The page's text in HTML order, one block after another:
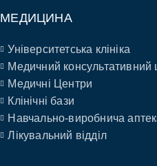
МЕДИЦИНА
Університетська клініка
Медичний консультативний
Медичні Центри
Клінічні бази
Навчально-виробнича
Лікувальний відділ